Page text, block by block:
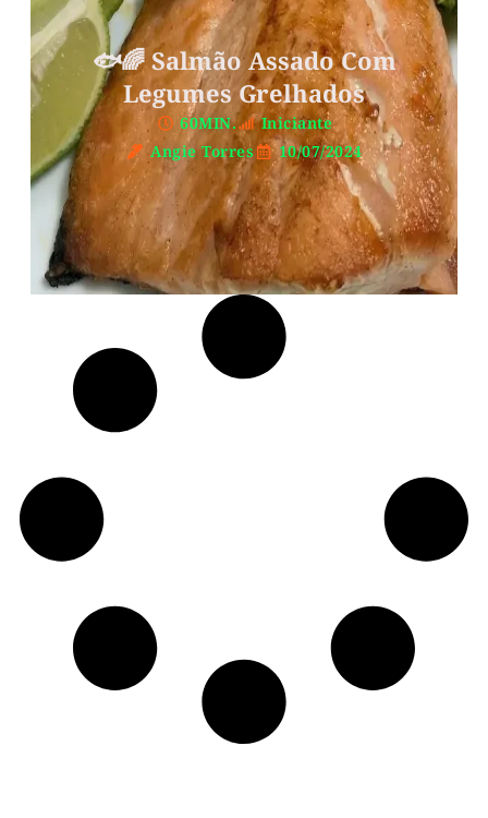
🐟🌈 Salmão Assado Com
Legumes Grelhados
60MIN.
Iniciante
Angie Torres
10/07/2024